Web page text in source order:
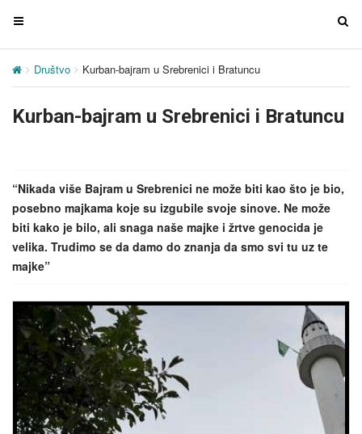
T
g
e
g
a
t
i
T
e
i
n
Društvo Kurban-bajram u Srebrenici i Bratuncu
Kurban-bajram u Srebrenici i Bratuncu
“Nikada više Bajram u Srebrenici ne može biti kao što je bio,
posebno majkama koje su izgubile svoje sinove. Ne može
biti kako je bilo, ali snaga naše majke i žrtve genocida je
velika. Trudimo se da damo do znanja da smo svi tu uz te
majke”